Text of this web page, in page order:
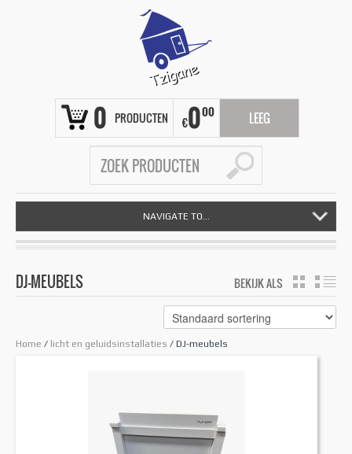
0 PRODUCTEN €000 LEEG
NAVIGATE TO...
DJ-MEUBELS BEKIJK ALS GRID
Home / licht en geluidsinstallaties / DJ-meubels